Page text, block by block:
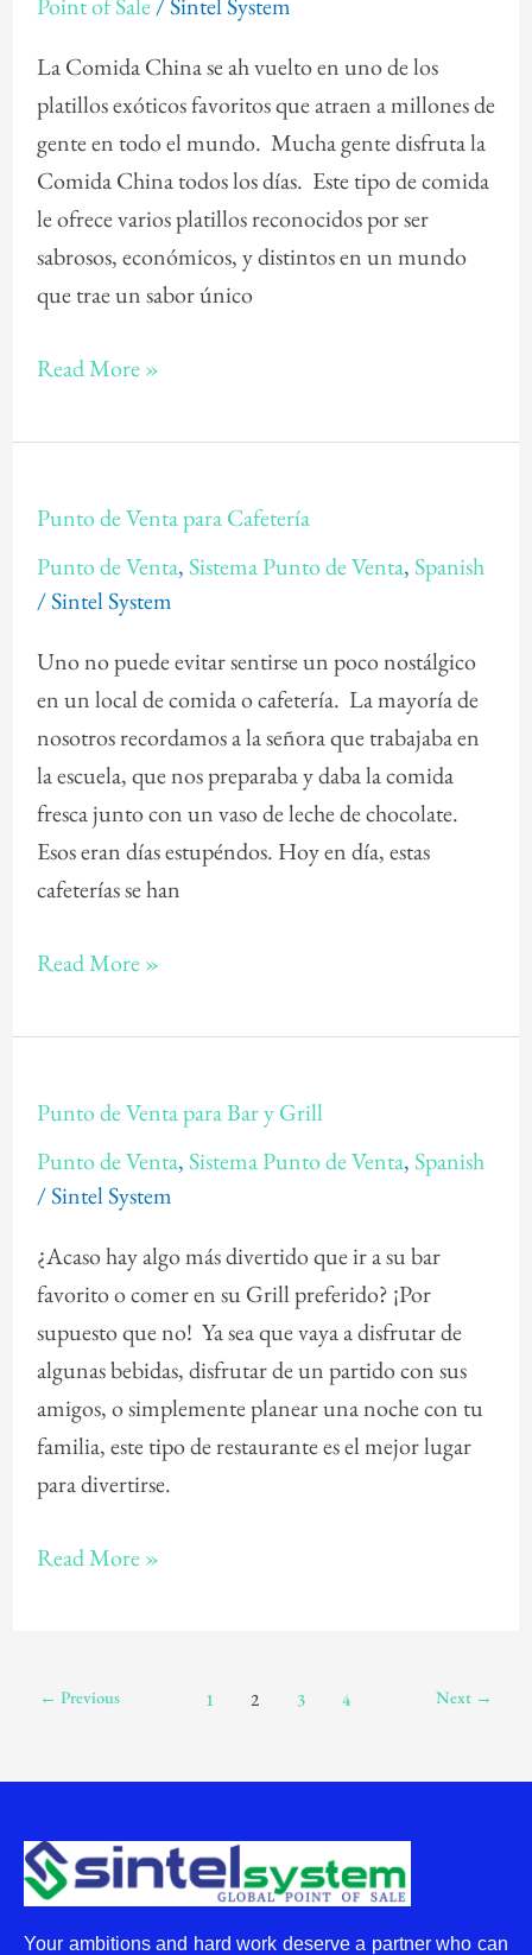
La Comida China se ah vuelto en uno de los
platillos exóticos favoritos que atraen a millones de
gente en todo el mundo. Mucha gente disfruta la
Comida China todos los días. Este tipo de comida
le ofrece varios platillos reconocidos por ser
sabrosos, económicos, y distintos en un mundo
que trae un sabor único
Venta
China
Read More »
Punto de Venta para Cafetería
Punto de Venta,Sistema Punto de Venta,Spanish
/Sintel System
Uno no puede evitar sentirse un poco nostálgico
en un local de comida o cafetería. La mayoría de
nosotros recordamos a la señora que trabajaba en
la escuela, que nos preparaba y daba la comida
fresca junto con un vaso de leche de chocolate.
Esos eran días estupéndos. Hoy en día, estas
cafeterías se han
de
Venta
para
Cafetería
Read More »
Punto de Venta para Bar y Grill
Punto de Venta,Sistema Punto de Venta,Spanish
/Sintel System
¿Acaso hay algo más divertido que ir a su bar
favorito o comer en su Grill preferido? ¡Por
supuesto que no! Ya sea que vaya a disfrutar de
algunas bebidas, disfrutar de un partido con sus
amigos, o simplemente planear una noche con tu
familia, este tipo de restaurante es el mejor lugar
para divertirse.
de
Venta
para
Bar
y
Read More »
← Previous 1 2 3 4 Next →
Your ambitions and hard work deserve a partner who can